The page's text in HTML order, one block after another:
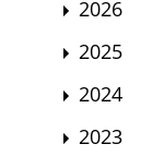
2026
2025
2024
2023